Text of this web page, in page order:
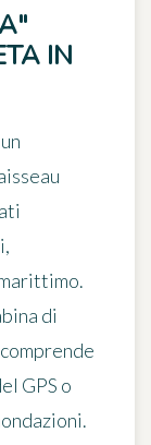
IN
di
GPS o